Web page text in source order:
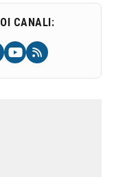
CANALI: